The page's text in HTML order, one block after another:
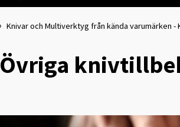
Knivar och Multiverktyg från kända varumärken -
Övriga